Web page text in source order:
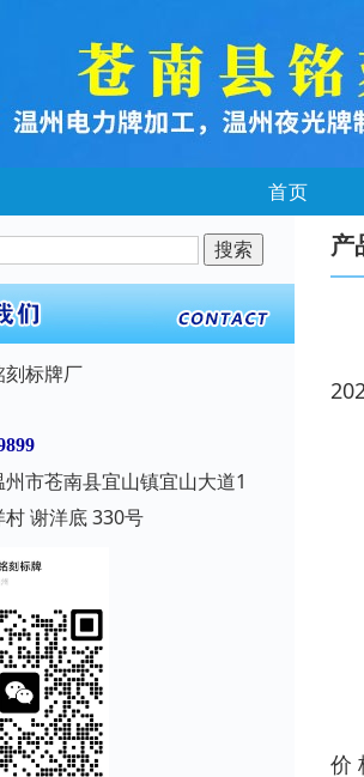
首页
刻标牌厂
市苍南县宜山镇宜山大道1
谢洋底 330号
产
价